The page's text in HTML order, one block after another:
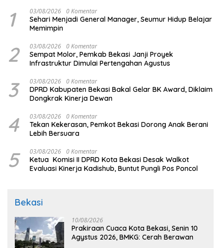
1 03/08/2026 0 Komentar
Sehari Menjadi General Manager, Seumur Hidup Belajar
Memimpin
2 03/08/2026 0 Komentar
Sempat Molor, Pemkab Bekasi Janji Proyek
Infrastruktur Dimulai Pertengahan Agustus
3 03/08/2026 0 Komentar
DPRD Kabupaten Bekasi Bakal Gelar BK Award, Diklaim
Dongkrak Kinerja Dewan
4 03/08/2026 0 Komentar
Tekan Kekerasan, Pemkot Bekasi Dorong Anak Berani
Lebih Bersuara
5 03/08/2026 0 Komentar
Ketua Komisi II DPRD Kota Bekasi Desak Walkot
Evaluasi Kinerja Kadishub, Buntut Pungli Pos Poncol
Bekasi
10/08/2026
Prakiraan Cuaca Kota Bekasi, Senin 10
Agystus 2026, BMKG: Cerah Berawan